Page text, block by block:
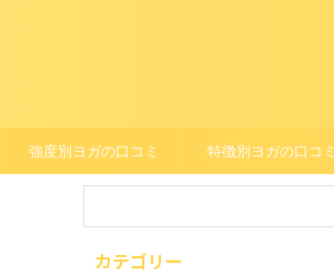
強度別ヨガの口コミ 特徴別ヨガの口コミ
カテゴリー